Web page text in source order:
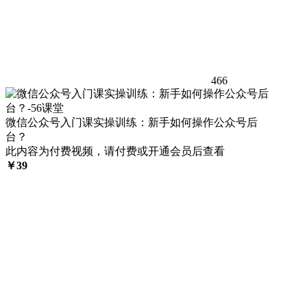
466
微信公众号入门课实操训练：新手如何操作公众号后
台？
此内容为付费视频，请付费或开通会员后查看
￥39